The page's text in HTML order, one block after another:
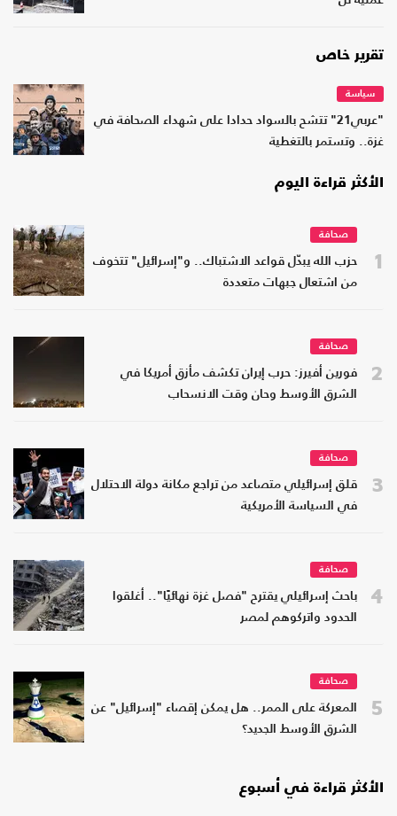
تقرير خاص
سياسة
"عربي21" تتشح بالسواد حدادا على شهداء الصحافة في
غزة.. وتستمر بالتغطية
الأكثر قراءة اليوم
1
صحافة
حزب الله يبدّل قواعد الاشتباك.. و"إسرائيل" تتخوف
من اشتعال جبهات متعددة
2
صحافة
فورين أفيرز: حرب إيران تكشف مأزق أمريكا في
الشرق الأوسط وحان وقت الانسحاب
3
صحافة
قلق إسرائيلي متصاعد من تراجع مكانة دولة الاحتلال
في السياسة الأمريكية
4
صحافة
باحث إسرائيلي يقترح "فصل غزة نهائيًا".. أغلقوا
الحدود واتركوهم لمصر
5
صحافة
المعركة على الممر.. هل يمكن إقصاء "إسرائيل" عن
الشرق الأوسط الجديد؟
الأكثر قراءة في أسبوع